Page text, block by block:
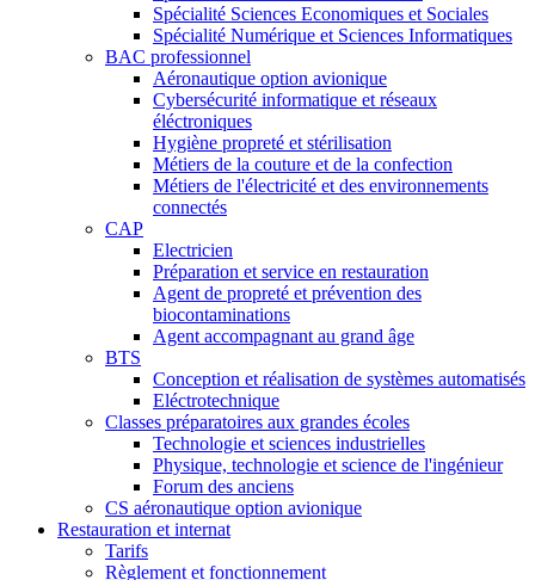
Spécialité Sciences Economiques et Sociales
Spécialité Numérique et Sciences Informatiques
BAC professionnel
Aéronautique option avionique
Cybersécurité informatique et réseaux
éléctroniques
Hygiène propreté et stérilisation
Métiers de la couture et de la confection
Métiers de l'électricité et des environnements
connectés
CAP
Electricien
Préparation et service en restauration
Agent de propreté et prévention des
biocontaminations
Agent accompagnant au grand âge
BTS
Conception et réalisation de systèmes automatisés
Eléctrotechnique
Classes préparatoires aux grandes écoles
Technologie et sciences industrielles
Physique, technologie et science de l'ingénieur
Forum des anciens
CS aéronautique option avionique
Restauration et internat
Tarifs
Règlement et fonctionnement